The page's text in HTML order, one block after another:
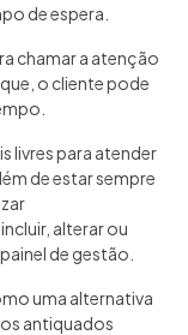
de espera.
chamar a atenção
o cliente pode
livres para atender
de estar sempre
alterar ou
de gestão.
uma alternativa
antiquados